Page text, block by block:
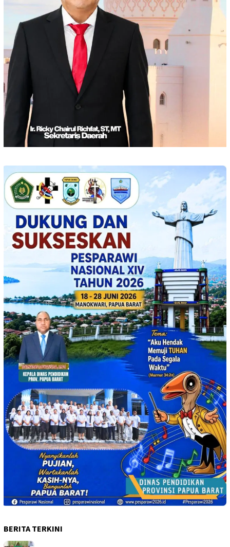
BERITA TERKINI